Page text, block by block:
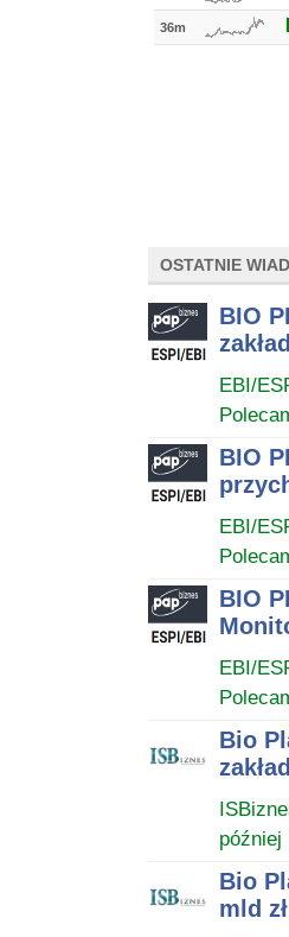
36m
OSTATNIE
BIO
EBI/
BIO
EBI/
BIO
EBI/
Bio
później
Bio
mld